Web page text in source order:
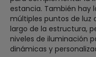
estancia. También hay
múltiples puntos de luz
largo de la estructura,
niveles de iluminación
dinámicas y